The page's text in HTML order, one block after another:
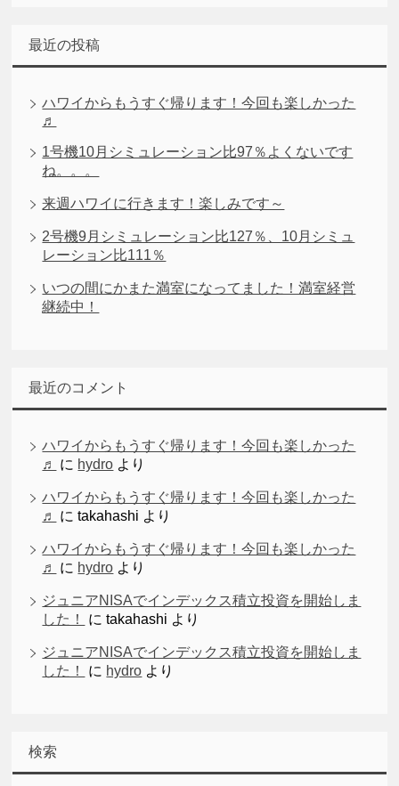
最近の投稿
ハワイからもうすぐ帰ります！今回も楽しかった
♬
1号機10月シミュレーション比97％よくないです
ね。。。
来週ハワイに行きます！楽しみです～
2号機9月シミュレーション比127％、10月シミュ
レーション比111％
いつの間にかまた満室になってました！満室経営
継続中！
最近のコメント
ハワイからもうすぐ帰ります！今回も楽しかった
♬
に hydro より
ハワイからもうすぐ帰ります！今回も楽しかった
♬
にtakahashi より
ハワイからもうすぐ帰ります！今回も楽しかった
♬
に hydro より
ジュニアNISAでインデックス積立投資を開始しま
した！
にtakahashi より
ジュニアNISAでインデックス積立投資を開始しま
した！
に hydro より
検索